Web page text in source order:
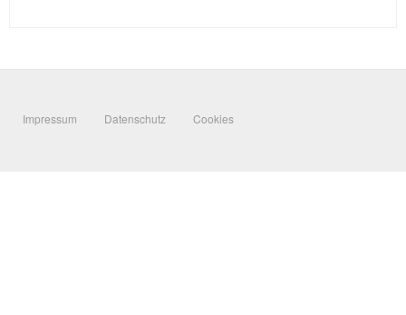
Impressum Datenschutz Cookies